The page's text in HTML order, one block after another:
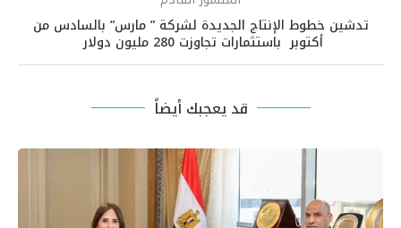
تدشين خطوط الإنتاج الجديدة لشركة ” مارس” بالسادس من
أكتوبر باستثمارات تجاوزت 280 مليون دولار
قد يعجبك أيضاً